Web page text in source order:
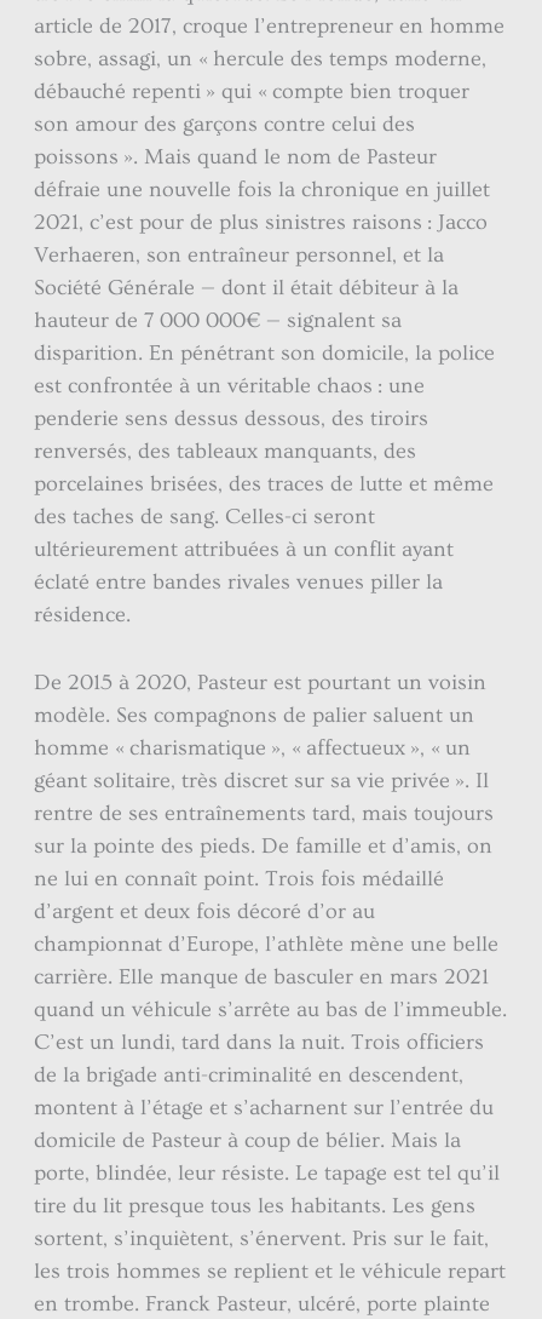
article de 2017, croque l’entrepreneur en homme
sobre, assagi, un « hercule des temps moderne,
débauché repenti » qui « compte bien troquer
son amour des garçons contre celui des
poissons ». Mais quand le nom de Pasteur
défraie une nouvelle fois la chronique en juillet
2021, c’est pour de plus sinistres raisons : Jacco
Verhaeren, son entraîneur personnel, et la
Société Générale — dont il était débiteur à la
hauteur de 7 000 000€ — signalent sa
disparition. En pénétrant son domicile, la police
est confrontée à un véritable chaos : une
penderie sens dessus dessous, des tiroirs
renversés, des tableaux manquants, des
porcelaines brisées, des traces de lutte et même
des taches de sang. Celles-ci seront
ultérieurement attribuées à un conflit ayant
éclaté entre bandes rivales venues piller la
résidence.
De 2015 à 2020, Pasteur est pourtant un voisin
modèle. Ses compagnons de palier saluent un
homme « charismatique », « affectueux », « un
géant solitaire, très discret sur sa vie privée ». Il
rentre de ses entraînements tard, mais toujours
sur la pointe des pieds. De famille et d’amis, on
ne lui en connaît point. Trois fois médaillé
d’argent et deux fois décoré d’or au
championnat d’Europe, l’athlète mène une belle
carrière. Elle manque de basculer en mars 2021
quand un véhicule s’arrête au bas de l’immeuble.
C’est un lundi, tard dans la nuit. Trois officiers
de la brigade anti-criminalité en descendent,
montent à l’étage et s’acharnent sur l’entrée du
domicile de Pasteur à coup de bélier. Mais la
porte, blindée, leur résiste. Le tapage est tel qu’il
tire du lit presque tous les habitants. Les gens
sortent, s’inquiètent, s’énervent. Pris sur le fait,
les trois hommes se replient et le véhicule repart
en trombe. Franck Pasteur, ulcéré, porte plainte